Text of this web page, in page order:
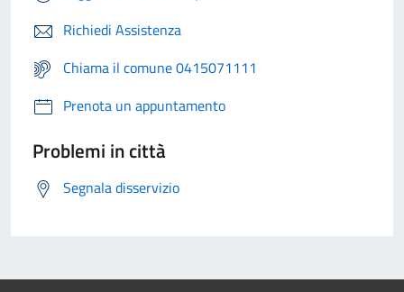
Richiedi Assistenza
Chiama il comune 0415071111
Prenota un appuntamento
Problemi in città
Segnala disservizio